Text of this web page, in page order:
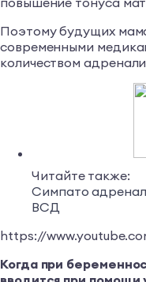
Поэтому будущих
современными
количеством
Читайте также:
Симпато
ВСД
https://
Когда при